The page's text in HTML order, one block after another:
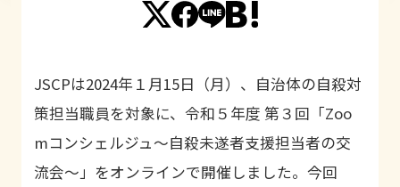
JSCPは2024年１月15日（月）、自治体の自殺対
策担当職員を対象に、令和５年度 第３回「Zoo
mコンシェルジュ〜自殺未遂者支援担当者の交
流会〜」をオンラインで開催しました。今回